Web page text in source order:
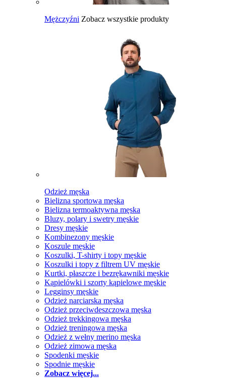
Mężczyźni Zobacz wszystkie produkty
Odzież męska
Bielizna sportowa męska
Bielizna termoaktywna męska
Bluzy, polary i swetry męskie
Dresy męskie
Kombinezony męskie
Koszule męskie
Koszulki, T-shirty i topy męskie
Koszulki i topy z filtrem UV męskie
Kurtki, płaszcze i bezrękawniki męskie
Kąpielówki i szorty kąpielowe męskie
Legginsy męskie
Odzież narciarska męska
Odzież przeciwdeszczowa męska
Odzież trekkingowa męska
Odzież treningowa męska
Odzież z wełny merino męska
Odzież zimowa męska
Spodenki męskie
Spodnie męskie
Zobacz więcej...